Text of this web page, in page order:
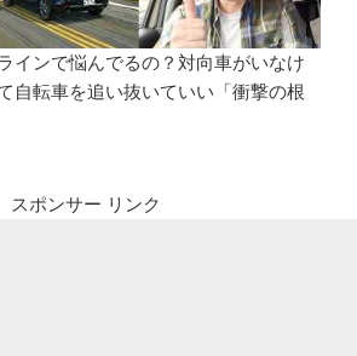
インで悩んでるの？対向車がいなけ
自転車を追い抜いていい「衝撃の根
スポンサー リンク